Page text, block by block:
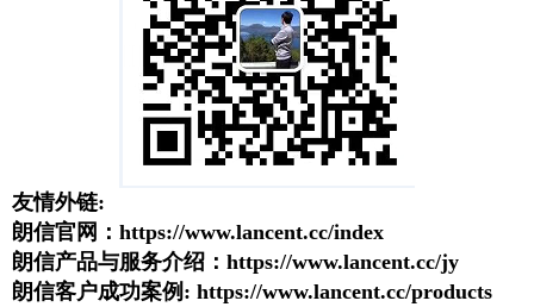
友情外链:
朗信官网： https://www.lancent.cc/index
朗信产品与服务介绍： https://www.lancent.cc/jy
朗信客户成功案例 : https://www.lancent.cc/products